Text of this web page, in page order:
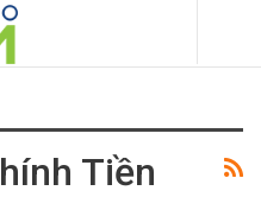
Tiền